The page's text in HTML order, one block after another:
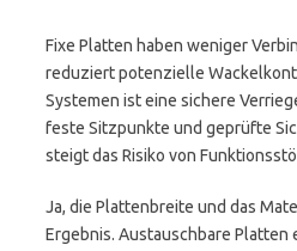
Fixe Platten haben weniger
reduziert potenzielle
Systemen ist eine sichere
feste Sitzpunkte und geprüfte
steigt das Risiko von
Ja, die Plattenbreite und das
Ergebnis. Austauschbare Platten